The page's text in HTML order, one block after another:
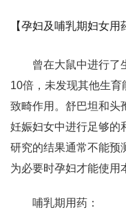
【孕妇及哺乳期妇女用
曾在大鼠中进行了
10倍，未发现其他生
致畸作用。舒巴坦和头
妊娠妇女中进行足够的
研究的结果通常不能预
为必要时孕妇才能使用
哺乳期用药：